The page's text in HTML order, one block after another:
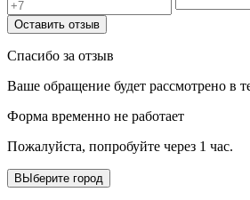
Оставить отзыв
Спасибо за отзыв
Ваше обращение будет рассмотрено в
Форма временно не работает
Пожалуйста, попробуйте через 1 час.
ВЫберите город